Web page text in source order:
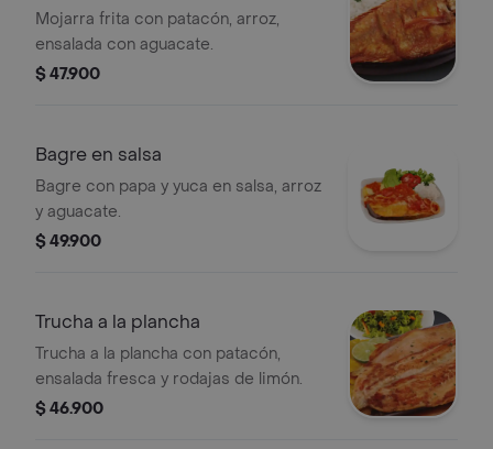
Mojarra frita con patacón, arroz,
ensalada con aguacate.
$ 47.900
Bagre en salsa
Bagre con papa y yuca en salsa, arroz
y aguacate.
$ 49.900
Trucha a la plancha
Trucha a la plancha con patacón,
ensalada fresca y rodajas de limón.
$ 46.900